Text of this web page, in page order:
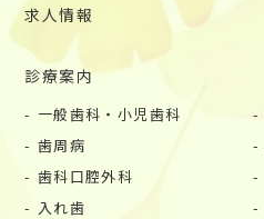
求人情報
診療案内
一般歯科・小児歯科
歯周病
歯科口腔外科
入れ歯